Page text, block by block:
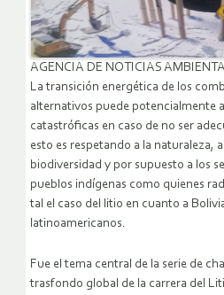
AGENCIA DE NOTICIAS
La transición energética de los
alternativos puede potencialmente
catastróficas en caso de no ser
esto es respetando a la naturaleza,
biodiversidad y por supuesto a los
pueblos indígenas como quienes
tal el caso del litio en cuanto a
latinoamericanos.
Fue el tema central de la serie de
trasfondo global de la carrera del